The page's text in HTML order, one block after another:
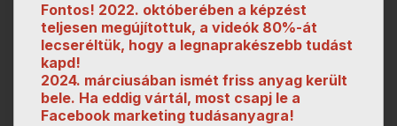
Fontos! 2022. októberében a képzést
teljesen megújítottuk, a videók 80%-át
lecseréltük, hogy a legnaprakészebb tudást
kapd!
2024. márciusában ismét friss anyag került
bele. Ha eddig vártál, most csapj le a
Facebook marketing tudásanyagra!